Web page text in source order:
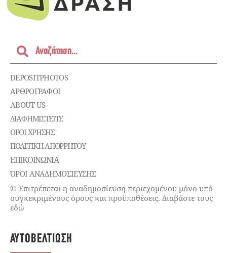
DEPOSITPHOTOS
ΑΡΘΡΟΓΡΑΦΟΙ
ABOUT US
ΔΙΑΦΗΜΙΣΤΕΊΤΕ
ΌΡΟΙ ΧΡΉΣΗΣ
ΠΟΛΙΤΙΚΉ ΑΠΟΡΡΉΤΟΥ
ΕΠΙΚΟΙΝΩΝΊΑ
ΌΡΟΙ ΑΝΑΔΗΜΟΣΙΕΥΣΗΣ
© Επιτρέπεται η αναδημοσίευση περιεχομένου μόνο υπό
συγκεκριμένους όρους και προϋποθέσεις. Διαβάστε τους
εδώ
ΑΥΤΟΒΕΛΤΊΩΣΗ